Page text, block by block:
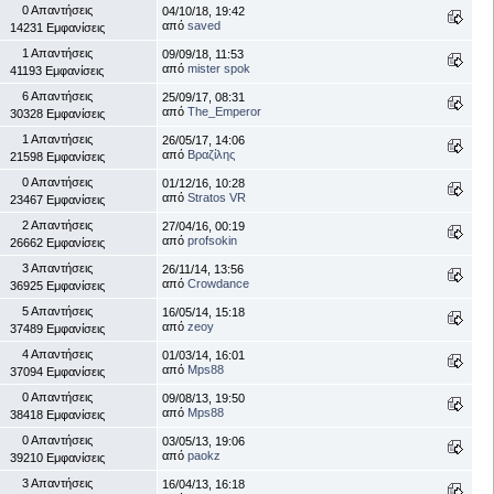
0 Απαντήσεις
14231 Εμφανίσεις
04/10/18, 19:42
από saved
1 Απαντήσεις
41193 Εμφανίσεις
09/09/18, 11:53
από mister spok
6 Απαντήσεις
30328 Εμφανίσεις
25/09/17, 08:31
από The_Emperor
1 Απαντήσεις
21598 Εμφανίσεις
26/05/17, 14:06
από Βραζίλης
0 Απαντήσεις
23467 Εμφανίσεις
01/12/16, 10:28
από Stratos VR
2 Απαντήσεις
26662 Εμφανίσεις
27/04/16, 00:19
από profsokin
3 Απαντήσεις
36925 Εμφανίσεις
26/11/14, 13:56
από Crowdance
5 Απαντήσεις
37489 Εμφανίσεις
16/05/14, 15:18
από zeoy
4 Απαντήσεις
37094 Εμφανίσεις
01/03/14, 16:01
από Mps88
0 Απαντήσεις
38418 Εμφανίσεις
09/08/13, 19:50
από Mps88
0 Απαντήσεις
39210 Εμφανίσεις
03/05/13, 19:06
από paokz
3 Απαντήσεις
16/04/13, 16:18